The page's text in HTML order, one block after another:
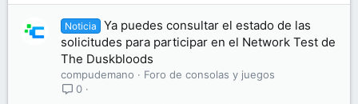
Noticia
Ya puedes consultar el estado de las
solicitudes para participar en el Network Test de
The Duskbloods
compudemano
Foro de consolas y juegos
0